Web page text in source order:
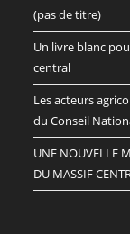
(pas de titre)
Un livre blanc
central
Les acteurs
du Conseil
UNE NOUVELLE
DU MASSIF